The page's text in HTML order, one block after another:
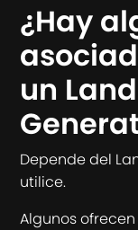
¿Hay
un
Depende del
utilice.
Algunos